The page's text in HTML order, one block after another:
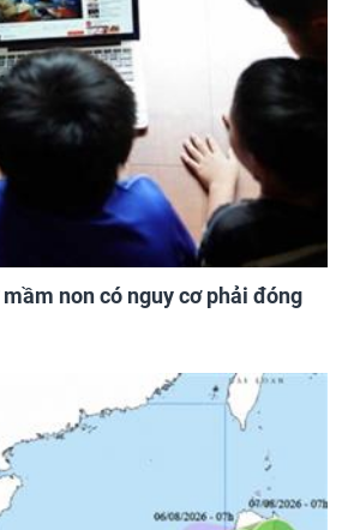
non có nguy cơ phải đóng